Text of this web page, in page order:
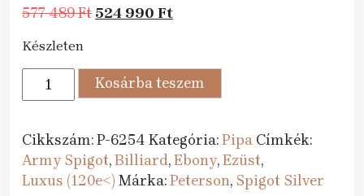
577 489Ft Original
577
489 Ft.
524 990 FtCurrent
524
990 Ft.
Készleten
Peterson
pipa
Silver
X105
Ebony
Kosárba teszem
Cikkszám:P-6254 Kategória:Pipa Címkék:
Army Spigot,Billiard,Ebony,Ezüst,
Luxus (120e<) Márka:Peterson, Spigot Silver